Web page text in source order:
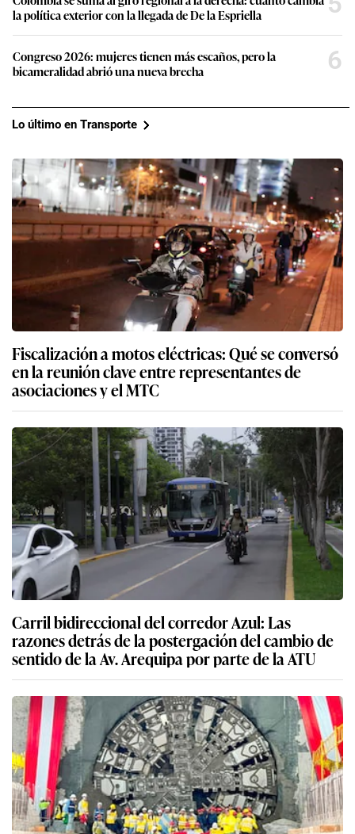
la política exterior con la llegada de De la Espriella
Congreso 2026: mujeres tienen más escaños, pero la
bicameralidad abrió una nueva brecha
6
Lo último en Transporte
Fiscalización a motos eléctricas: Qué se conversó
en la reunión clave entre representantes de
asociaciones y el MTC
Carril bidireccional del corredor Azul: Las
razones detrás de la postergación del cambio de
sentido de la Av. Arequipa por parte de la ATU